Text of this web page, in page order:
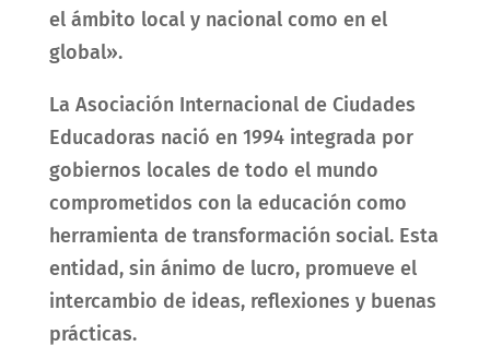
el ámbito local y nacional como en el
global».
La Asociación Internacional de Ciudades
Educadoras nació en 1994 integrada por
gobiernos locales de todo el mundo
comprometidos con la educación como
herramienta de transformación social. Esta
entidad, sin ánimo de lucro, promueve el
intercambio de ideas, reflexiones y buenas
prácticas.